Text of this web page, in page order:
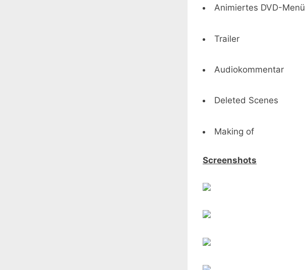
Animiertes DVD-Menü
Trailer
Audiokommentar
Deleted Scenes
Making of
Screenshots